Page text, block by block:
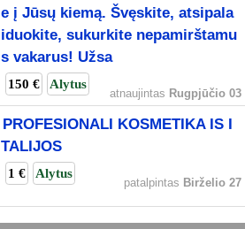
e į Jūsų kiemą. Švęskite, atsipala
iduokite, sukurkite nepamirštamu
s vakarus! Užsa
150 € Alytus
atnaujintas Rugpjūčio 03
PROFESIONALI KOSMETIKA IS I
TALIJOS
1 € Alytus
patalpintas Birželio 27